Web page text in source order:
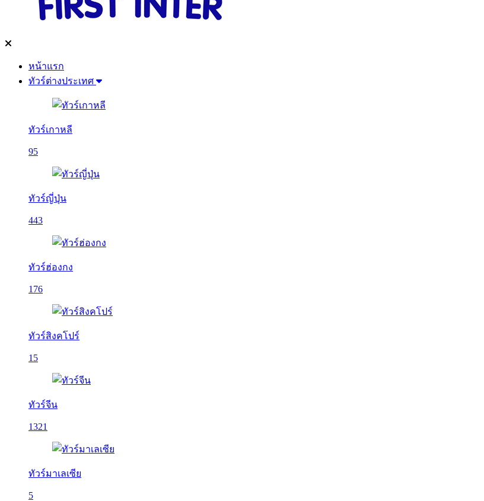
หน้าแรก
ทัวร์ต่างประเทศ
ทัวร์เกาหลี
95
ทัวร์ญี่ปุ่น
443
ทัวร์ฮ่องกง
176
ทัวร์สิงคโปร์
15
ทัวร์จีน
1321
ทัวร์มาเลเซีย
5